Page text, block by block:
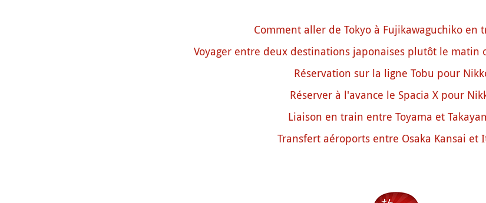
Comment aller de Tokyo à Fujikawaguchiko en
Voyager entre deux destinations japonaises plutôt le matin
Réservation sur la ligne Tobu pour
Réserver à l'avance le Spacia X pour
Liaison en train entre Toyama et
Transfert aéroports entre Osaka Kansai et